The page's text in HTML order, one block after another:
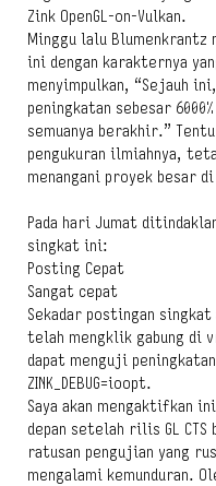
Zink OpenGL-on-Vulkan.
Minggu lalu
ini dengan karakternya
menyimpulkan, “Sejauh
peningkatan sebesar
semuanya berakhir.”
pengukuran ilmiahnya,
menangani proyek besar
Pada hari Jumat
singkat ini:
Posting Cepat
Sangat cepat
Sekadar postingan singkat
telah mengklik gabung di
dapat menguji
ZINK_DEBUG=ioopt.
Saya akan mengaktifkan
depan setelah rilis GL
ratusan pengujian yang
mengalami kemunduran.